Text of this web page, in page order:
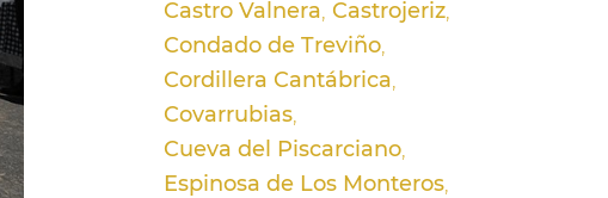
Castro Valnera Castrojeriz
Condado de Treviño
Cordillera Cantábrica
Covarrubias
Cueva del Piscarciano
Espinosa de Los Monteros